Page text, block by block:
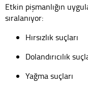
Etkin pişmanlığın
sıralanıyor:
Hırsızlık suçları
Dolandırıcılık
Yağma suçları